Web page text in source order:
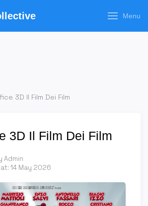
Menu
3D Il Film Dei Film
3D Il Film Dei Film
Admin
14 May 2026